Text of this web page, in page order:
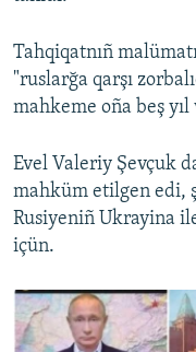
Tahqiqatnıñ
"ruslarğa qarşı
mahkeme oña beş
Evel Valeriy Şevçuk
mahküm etilgen edi,
Rusiyeniñ Ukrayina
içün.